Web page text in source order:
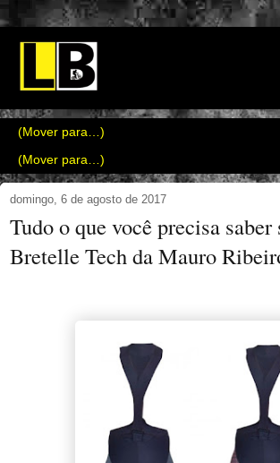
domingo, 6 de agosto de 2017
Tudo o que você precisa saber
Bretelle Tech da Mauro